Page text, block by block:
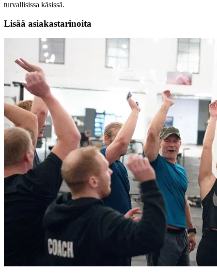
turvallisissa käsissä.
Lisää asiakastarinoita